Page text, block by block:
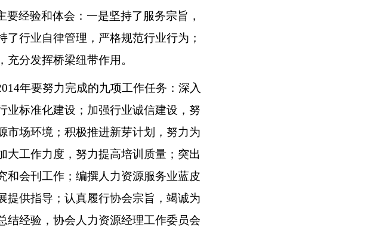
要经验和体会：一是坚持了服务宗旨，
了行业自律管理，严格规范行业行为；
分发挥桥梁纽带作用。
年要努力完成的九项工作任务：深入
业标准化建设；加强行业诚信建设，努
市场环境；积极推进新芽计划，努力为
大工作力度，努力提高培训质量；突出
和会刊工作；编撰人力资源服务业蓝皮
提供指导；认真履行协会宗旨，竭诚为
结经验，协会人力资源经理工作委员会